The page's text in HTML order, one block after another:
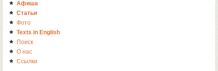
Афиша
Статьи
Фото
Texts in English
Поиск
О нас
Ссылки